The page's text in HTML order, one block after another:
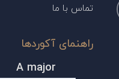
تماس با ما
راهنمای آکوردها
A major